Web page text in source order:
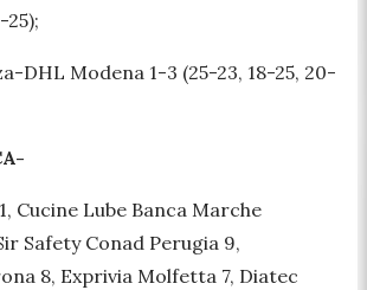
25);
DHL Modena 1-3 (25-23, 18-25, 20-
Cucine Lube Banca Marche
Safety Conad Perugia 9,
8, Exprivia Molfetta 7, Diatec